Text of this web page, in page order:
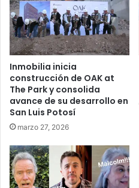
Inmobilia inicia
construcción de OAK at
The Park y consolida
avance de su desarrollo en
San Luis Potosí
marzo 27, 2026